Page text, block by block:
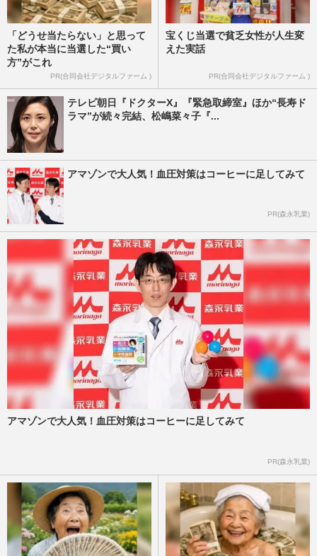
「どうせ当たらない」と思って
た私が本当に当選した“買い
方”がこれ
PR(合同会社デジタルファーム )
宝くじ当選で貧乏女性が人生変
えた実話
PR(合同会社デジタルファーム )
テレビ朝日『ドクターX』『緊急取締室』ほか“長寿ド
ラマ”が続々完結、松嶋菜々子『...
アマゾンで大人気！血圧対策はコーヒーに足してみて
PR(森永乳業)
アマゾンで大人気！血圧対策はコーヒーに足してみて
PR(森永乳業)